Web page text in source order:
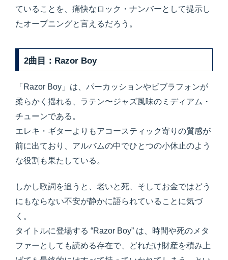
ていることを、痛快なロック・ナンバーとして提示し
たオープニングと言えるだろう。
2曲目：Razor Boy
「Razor Boy」は、パーカッションやビブラフォンが
柔らかく揺れる、ラテン〜ジャズ風味のミディアム・
チューンである。
エレキ・ギターよりもアコースティック寄りの質感が
前に出ており、アルバムの中でひとつの小休止のよう
な役割も果たしている。
しかし歌詞を追うと、老いと死、そしてお金ではどう
にもならない不安が静かに語られていることに気づ
く。
タイトルに登場する “Razor Boy” は、時間や死のメタ
ファーとしても読める存在で、どれだけ財産を積み上